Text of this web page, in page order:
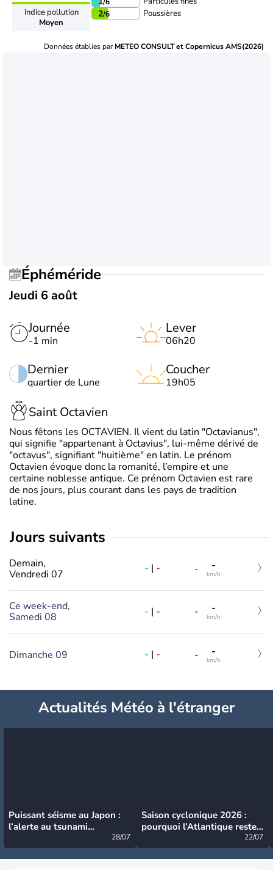
Indice pollution
Moyen
2/6 Poussières
Données établies parMETEO CONSULT et Copernicus AMS(2026)
Éphéméride
Jeudi 6 août
Journée
-1 min
Dernier
quartier de Lune
Lever
06h20
Coucher
19h05
Saint Octavien
Nous fêtons les OCTAVIEN. Il vient du latin "Octavianus",
qui signifie "appartenant à Octavius", lui-même dérivé de
"octavus", signifiant "huitième" en latin. Le prénom
Octavien évoque donc la romanité, l’empire et une
certaine noblesse antique. Ce prénom Octavien est rare
de nos jours, plus courant dans les pays de tradition
latine.
jours suivants
Demain,
Vendredi 07
- | - - -
km/h
Ce week-end,
Samedi 08
- | - - -
km/h
Dimanche 09 - | - - -
km/h
Actualités Météo à l'étranger
Puissant séisme au Japon :
l’alerte au tsunami
28/07
Saison cyclonique 2026 :
pourquoi l’Atlantique reste
22/07